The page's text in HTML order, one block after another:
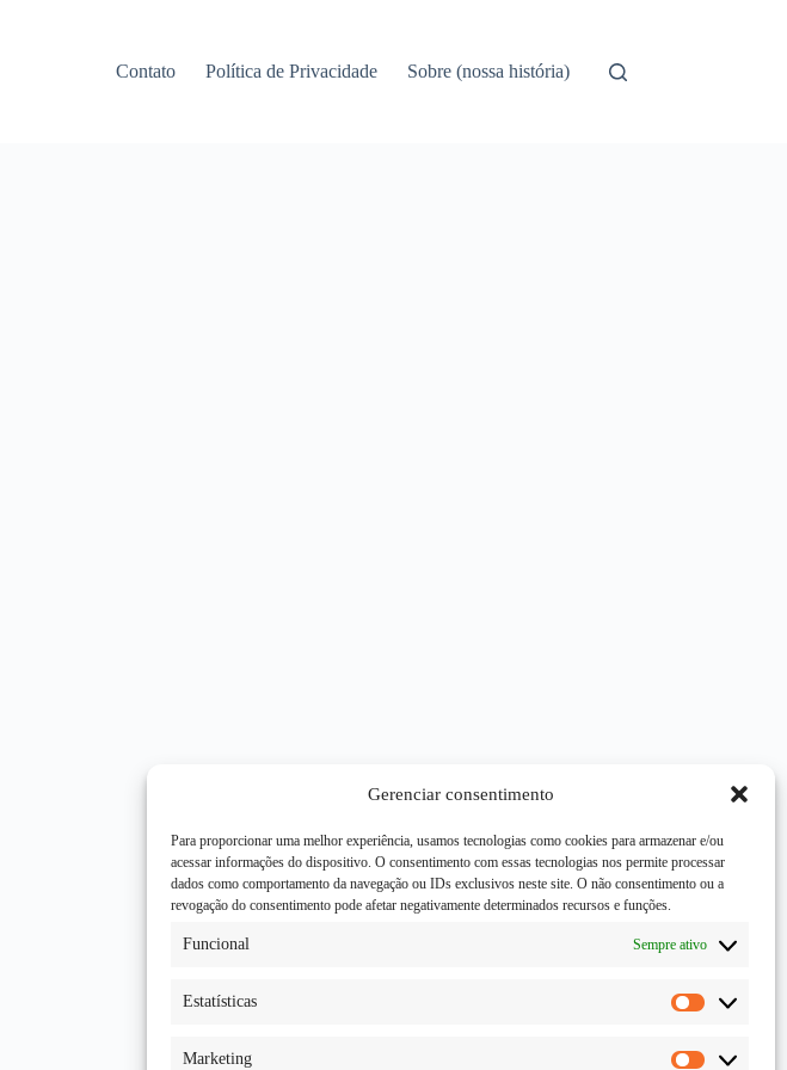
Gerenciar consentimento
Para proporcionar uma melhor experiência, usamos tecnologias como cookies para armazenar e/ou
acessar informações do dispositivo. O consentimento com essas tecnologias nos permite processar
dados como comportamento da navegação ou IDs exclusivos neste site. O não consentimento ou a
revogação do consentimento pode afetar negativamente determinados recursos e funções.
Funcional Sempre ativo
Estatísticas Estatísticas
Marketing
Contato Política de Privacidade Sobre (nossa história)